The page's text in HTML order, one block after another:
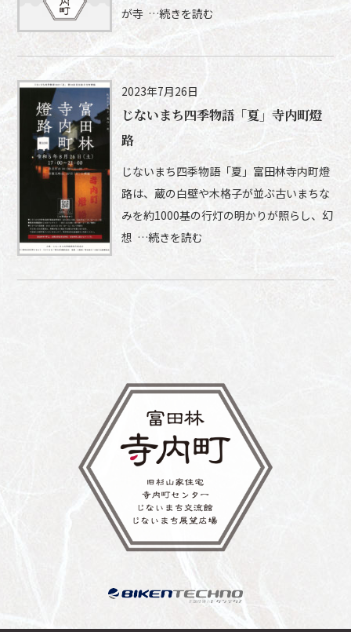
が寺 …続きを読む
2023年7月26日
じないまち四季物語「夏」寺内町燈
路
じないまち四季物語「夏」富田林寺内町燈
路は、蔵の白壁や木格子が並ぶ古いまちな
みを約1000基の行灯の明かりが照らし、幻
想 …続きを読む